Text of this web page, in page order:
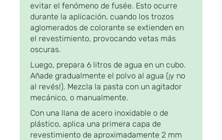
evitar el fenómeno de fusée. Esto ocurre
durante la aplicación, cuando los trozos
aglomerados de colorante se extienden en
el revestimiento, provocando vetas más
oscuras.
Luego, prepara 6 litros de agua en un cubo.
Añade gradualmente el polvo al agua (¡y no
al revés!). Mezcla la pasta con un agitador
mecánico, o manualmente.
Con una llana de acero inoxidable o de
plástico, aplica una primera capa de
revestimiento de aproximadamente 2 mm